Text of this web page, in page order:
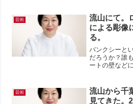
ので、釈迦堂
がり、博物館
芸術
流山にて。
による彫像
る。
バンクシーと
だろうか？誰
ートの壁など
トの正体は謎
呼ぶアーティ
芸術
流山から千
見てきた。